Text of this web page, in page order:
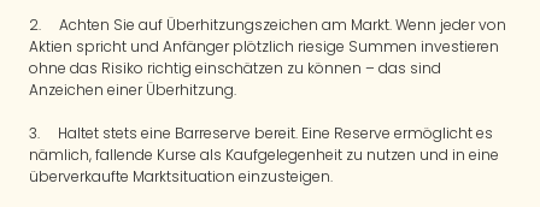
2. Achten Sie auf Überhitzungszeichen am Markt. Wenn jeder von
Aktien spricht und Anfänger plötzlich riesige Summen investieren
ohne das Risiko richtig einschätzen zu können – das sind
Anzeichen einer Überhitzung.
3. Haltet stets eine Barreserve bereit. Eine Reserve ermöglicht es
nämlich, fallende Kurse als Kaufgelegenheit zu nutzen und in eine
überverkaufte Marktsituation einzusteigen.